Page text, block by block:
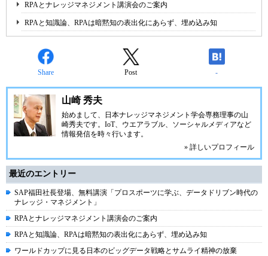
RPAとナレッジマネジメント講演会のご案内
RPAと知識論、RPAは暗黙知の表出化にあらず、埋め込み知
Share Post -
山崎 秀夫
始めまして、日本ナレッジマネジメント学会専務理事の山
崎秀夫です。IoT、ウエアラブル、ソーシャルメディアなど
情報発信を時々行います。
» 詳しいプロフィール
最近のエントリー
SAP福田社長登場、無料講演「プロスポーツに学ぶ、データドリブン時代の
ナレッジ・マネジメント」
RPAとナレッジマネジメント講演会のご案内
RPAと知識論、RPAは暗黙知の表出化にあらず、埋め込み知
ワールドカップに見る日本のビッグデータ戦略とサムライ精神の放棄